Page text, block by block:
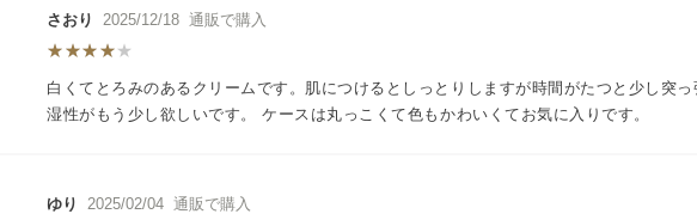
さおり 2025/12/18 通販で購入
白くてとろみのあるクリームです。肌につけるとしっとりしますが時間がたつと少し突
湿性がもう少し欲しいです。 ケースは丸っこくて色もかわいくてお気に入りです。
ゆり 2025/02/04 通販で購入